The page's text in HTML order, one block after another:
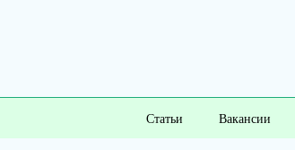
Статьи Вакансии